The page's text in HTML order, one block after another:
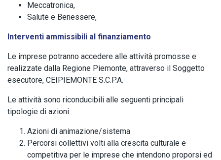
Meccatronica,
Salute e Benessere,
Interventi ammissibili al finanziamento
Le imprese potranno accedere alle attività promosse e
realizzate dalla Regione Piemonte, attraverso il Soggetto
esecutore, CEIPIEMONTE S.C.P.A.
Le attività sono riconducibili alle seguenti principali
tipologie di azioni:
Azioni di animazione/sistema
Percorsi collettivi volti alla crescita culturale e
competitiva per le imprese che intendono proporsi ed